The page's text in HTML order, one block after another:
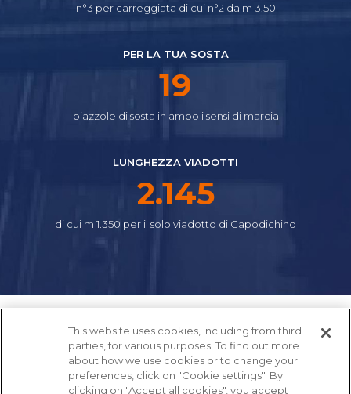
n°3 per carreggiata di cui n°2 da m 3,50
PER LA TUA SOSTA
21
piazzole di sosta in ambo i sensi di marcia
LUNGHEZZA VIADOTTI
2.392
di cui m 1.350 per il solo viadotto di Capodichino
This website uses cookies, including from third
parties, for various purposes. To find out more
about how we use cookies or to change your
preferences, click on "Cookie settings". By
clicking on "Accept all cookies", you accept